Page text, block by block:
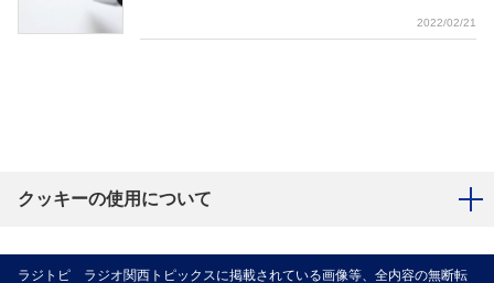
2022/02/21
クッキーの使用について
ラジトピ ラジオ関西トピックスに掲載されている画像等、全内容の無断転